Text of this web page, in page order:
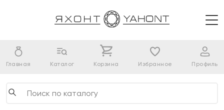
Главная Каталог Корзина Избранное Профиль